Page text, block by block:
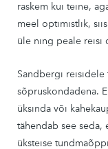
raskem kui teine,
meel optimistlik, siis
üle ning peale reisi
Sandbergi reisidele
sõpruskondadena.
üksinda või
tähendab see seda,
üksteise